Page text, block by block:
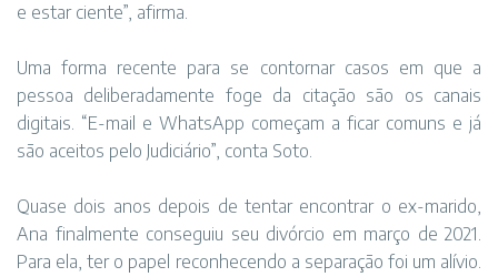
e estar ciente”, afirma.
Uma forma recente para se contornar casos em que a
pessoa deliberadamente foge da citação são os canais
digitais. “E-mail e WhatsApp começam a ficar comuns e já
são aceitos pelo Judiciário”, conta Soto.
Quase dois anos depois de tentar encontrar o ex-marido,
Ana finalmente conseguiu seu divórcio em março de 2021.
Para ela, ter o papel reconhecendo a separação foi um alívio.